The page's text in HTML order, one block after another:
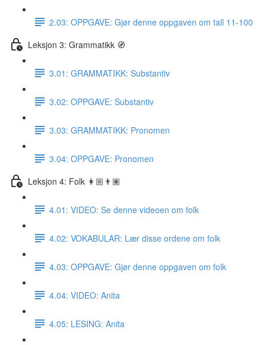
2.03: OPPGAVE: Gjør denne oppgaven om tall 11-100
Leksjon 3: Grammatikk 🧭
3.01: GRAMMATIKK: Substantiv
3.02: OPPGAVE: Substantiv
3.03: GRAMMATIKK: Pronomen
3.04: OPPGAVE: Pronomen
Leksjon 4: Folk 👩🏼👨🏽
4.01: VIDEO: Se denne videoen om folk
4.02: VOKABULAR: Lær disse ordene om folk
4.03: OPPGAVE: Gjør denne oppgaven om folk
4.04: VIDEO: Anita
4.05: LESING: Anita